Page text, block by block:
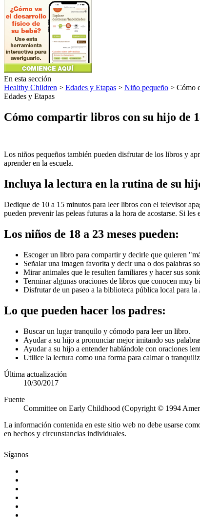
En esta sección
Healthy Children > Edades y Etapas > Niño pequeño > Cómo
Edades y Etapas
Cómo compartir libros con su hijo de
​Los niños pequeños también pueden disfrutar de los libros y
aprender en la escuela.
Incluya la lectura en la rutina de su
Dedique de 10 a 15 minutos para leer libros con el televisor
pueden prevenir las peleas futuras a la hora de acostarse. Si
Los niños de 18 a 23 meses pueden:
Escoger un libro para compartir y decirle que quieren
Señalar una imagen favorita y decir una o dos palabras
Mirar animales que le resulten familiares y hacer sus
Terminar algunas oraciones de libros que conocen muy
Disfrutar de un paseo a la biblioteca pública local para la
Lo que pueden hacer los padres:
Buscar un lugar tranquilo y cómodo para leer un libro.
Ayudar a su hijo a pronunciar mejor imitando sus
Ayudar a su hijo a entender hablándole con oraciones
Utilice la lectura como una forma para calmar o
Última actualización
10/30/2017
Fuente
Committee on Early Childhood (Copyright © 1994
La información contenida en este sitio web no debe usarse
en hechos y circunstancias individuales.
Síganos